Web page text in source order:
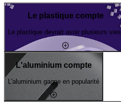
Le plastique compte
Le plastique devrait avoir plusieurs vies.
L'aluminium compte
L'aluminium gagne en popularité